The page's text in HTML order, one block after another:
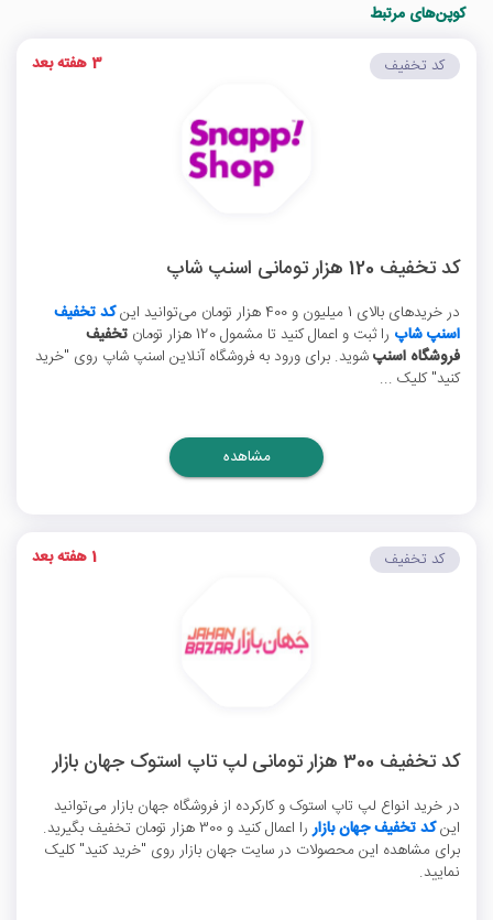
کوپن‌های مرتبط
کد تخفیف 120 هزار تومانی اسنپ شاپ
در خریدهای بالای 1 میلیون و 400 هزار تومان می‌توانید این
کد تخفیف
اسنپ شاپ را ثبت و اعمال کنید تا مشمول 120 هزار تومان
تخفیف
فروشگاه اسنپشوید. برای ورود به فروشگاه آنلاین اسنپ شاپ روی "خرید
کنید" کلیک ...
کد تخفیف 3 هفته بعد
مشاهده
کد تخفیف 300 هزار تومانی لپ تاپ استوک جهان بازار
در خرید انواع لپ تاپ استوک و کارکرده از فروشگاه جهان بازار می‌توانید
اینکد تخفیف جهان بازار
را اعمال کنید و 300 هزار تومان تخفیف بگیرید.
برای مشاهده این محصولات در سایت جهان بازار روی "خرید کنید" کلیک
نمایید.
کد تخفیف 1 هفته بعد